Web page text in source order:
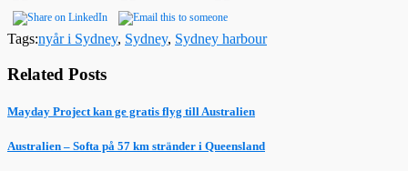
Tags:nyår i Sydney, Sydney, Sydney harbour
Related Posts
Mayday Project kan ge gratis flyg till Australien
Australien – Softa på 57 km stränder i Queensland